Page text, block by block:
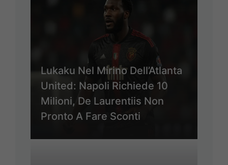
Lukaku Nel Mirino Dell’Atlanta
United: Napoli Richiede 10
Milioni, De Laurentiis Non
Pronto A Fare Sconti